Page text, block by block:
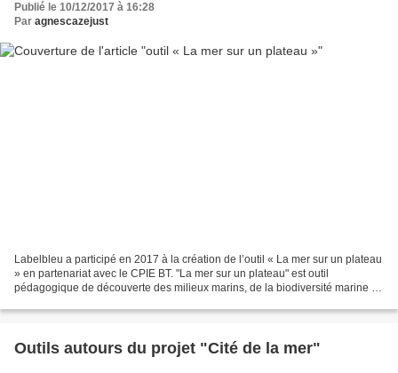
Publié le 10/12/2017 à 16:28
Par agnescazejust
Labelbleu a participé en 2017 à la création de l’outil « La mer sur un plateau
» en partenariat avec le CPIE BT. "La mer sur un plateau" est outil
pédagogique de découverte des milieux marins, de la biodiversité marine et
Outils autours du projet "Cité de la mer"